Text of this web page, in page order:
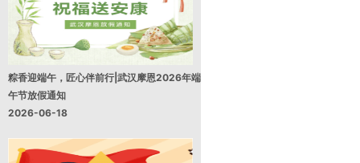
粽香迎端午，匠心伴前行|武汉摩恩2026年端
午节放假通知
2026-06-18